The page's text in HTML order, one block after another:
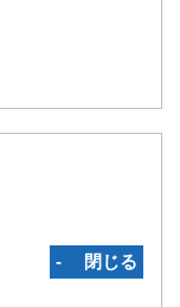
‐ 閉じる